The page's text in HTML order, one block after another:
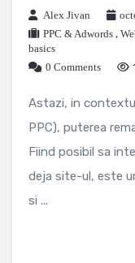
Alex Jivan
PPC & Adwords ,
basics
0 Comments
Astazi, in
PPC), puterea
Fiind posibil sa
deja site-ul, este
si ...